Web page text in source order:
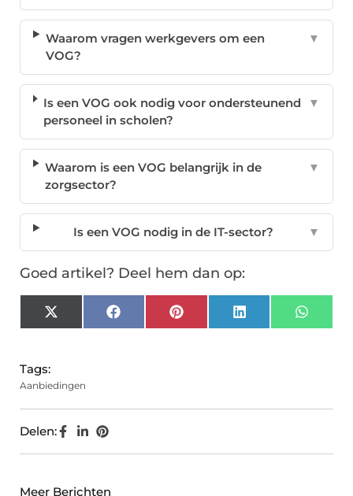
Waarom vragen werkgevers om een
VOG?
▼
Is een VOG ook nodig voor ondersteunend
personeel in scholen?
▼
Waarom is een VOG belangrijk in de
zorgsector?
▼
Is een VOG nodig in de IT-sector? ▼
Goed artikel? Deel hem dan op:
X
(Twitter)
FacebookPinterest LinkedIn
Tags:
Aanbiedingen
Delen:
Meer Berichten